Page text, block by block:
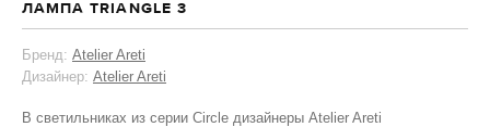
ЛАМПА TRIANGLE 3
Бренд: Atelier Areti
Дизайнер: Atelier Areti
В светильниках из серии Circle дизайнеры Atelier Areti